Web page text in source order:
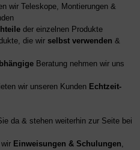
wir Teleskope, Montierungen &
der einzelnen Produkte
die wir selbst verwenden &
Beratung nehmen wir uns
wir unseren Kunden Echtzeit-
da & stehen weiterhin zur Seite bei
Einweisungen & Schulungen,